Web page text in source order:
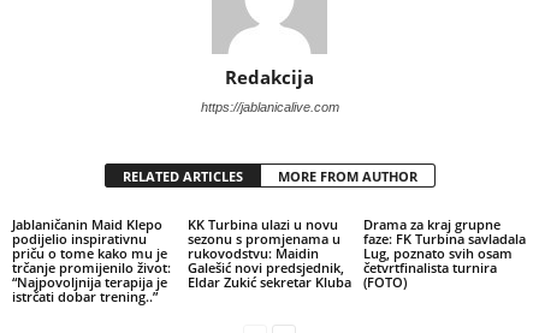
Redakcija
https://jablanicalive.com
RELATED ARTICLES MORE FROM AUTHOR
Jablaničanin Maid Klepo
podijelio inspirativnu
priču o tome kako mu je
trčanje promijenilo život:
“Najpovoljnija terapija je
istrčati dobar trening..”
KK Turbina ulazi u novu
sezonu s promjenama u
rukovodstvu: Maidin
Galešić novi predsjednik,
Eldar Zukić sekretar Kluba
Drama za kraj grupne
faze: FK Turbina savladala
Lug, poznato svih osam
četvrtfinalista turnira
(FOTO)